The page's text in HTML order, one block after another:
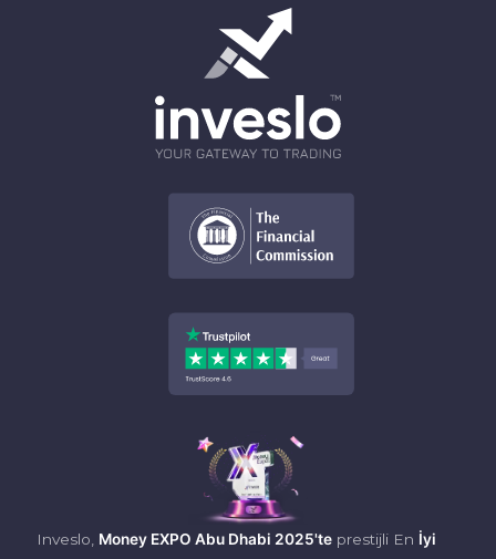
Inveslo, Money EXPO Abu Dhabi 2025'te prestijli En İyi